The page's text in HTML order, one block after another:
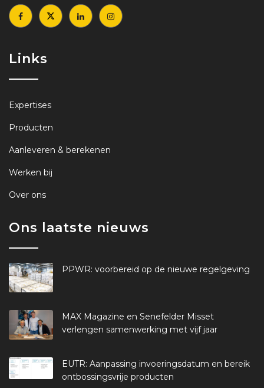
Links
Expertises
Producten
Aanleveren & berekenen
Werken bij
Over ons
Ons laatste nieuws
PPWR: voorbereid op de nieuwe regelgeving
MAX Magazine en Senefelder Misset
verlengen samenwerking met vijf jaar
EUTR: Aanpassing invoeringsdatum en bereik
ontbossingsvrije producten